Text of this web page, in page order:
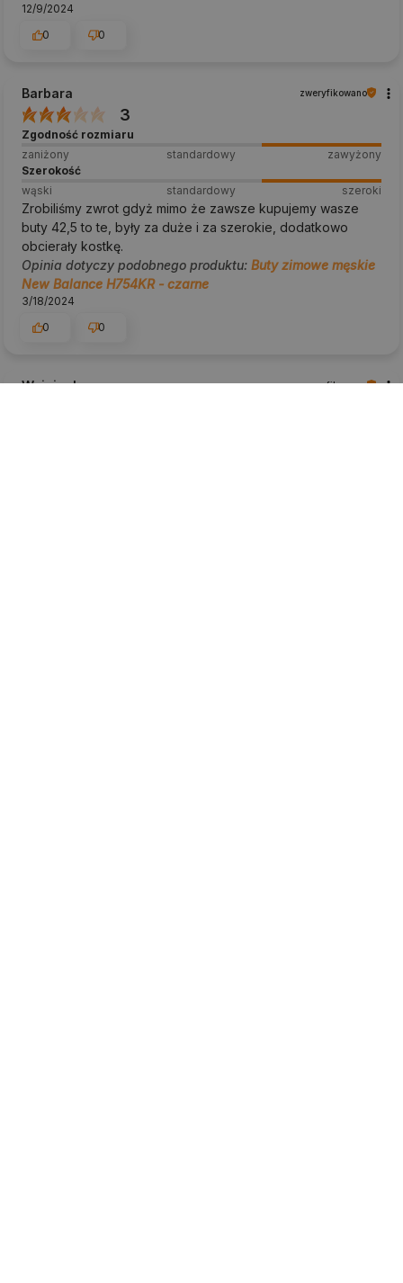
12/9/2024
0
0
Barbara zweryfikowano
3
Zgodność rozmiaru
zaniżony
standardowy
zawyżony
Szerokość
wąski
standardowy szeroki
Zrobiliśmy zwrot gdyż mimo że zawsze kupujemy wasze
buty 42,5 to te, były za duże i za szerokie, dodatkowo
obcierały kostkę.
Opinia dotyczy podobnego produktu: Buty zimowe męskie
New Balance H754KR - czarne
3/18/2024
0
0
Wojciech zweryfikowano